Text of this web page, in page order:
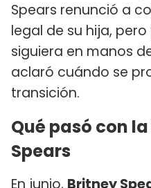
Spears renunció a
legal de su hija,
siguiera en manos
aclaró cuándo se
transición.
Qué pasó con
Spears